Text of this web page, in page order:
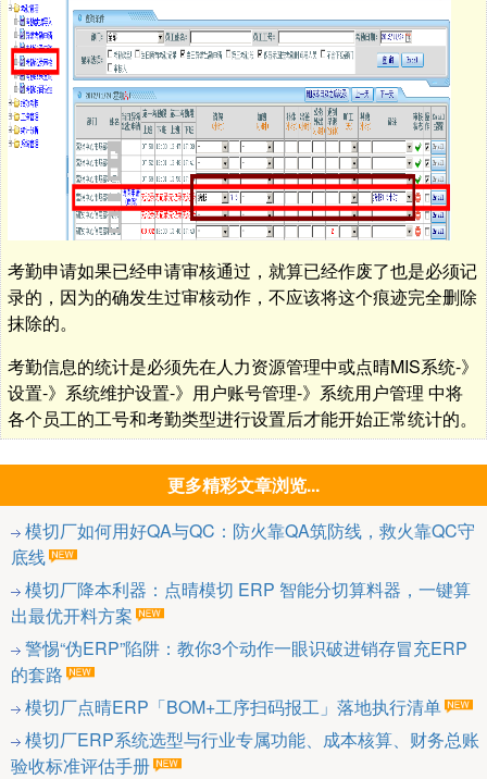
考勤申请如果已经申请审核通过，就算已经作废了也是必须记
录的，因为的确发生过审核动作，不应该将这个痕迹完全删除
抹除的。
考勤信息的统计是必须先在人力资源管理中或点晴MIS系统-》
设置-》系统维护设置-》用户账号管理-》系统用户管理 中将
各个员工的工号和考勤类型进行设置后才能开始正常统计的。
更多精彩文章浏览...
模切厂如何用好QA与QC：防火靠QA筑防线，救火靠QC守
底线
模切厂降本利器：点晴模切 ERP 智能分切算料器，一键算
出最优开料方案
警惕“伪ERP”陷阱：教你3个动作一眼识破进销存冒充ERP
的套路
模切厂点晴ERP「BOM+工序扫码报工」落地执行清单
模切厂ERP系统选型与行业专属功能、成本核算、财务总账
验收标准评估手册